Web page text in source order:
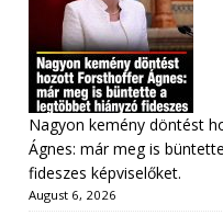
Nagyon kemény döntést
Ágnes: már meg is
fideszes képviselőket.
August 6, 2026